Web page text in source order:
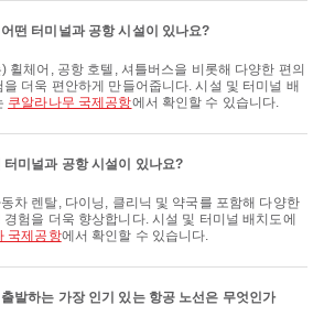
떤 터미널과 공항 시설이 있나요?
더욱 편안하게 만들어줍니다. 시설 및 터미널 배
쿠알라나무 국제공항에서 확인할 수 있습니다.
미널과 공항 시설이 있나요?
험을 더욱 향상합니다. 시설 및 터미널 배치도에
국제공항에서 확인할 수 있습니다.
발하는 가장 인기 있는 항공 노선은 무엇인가